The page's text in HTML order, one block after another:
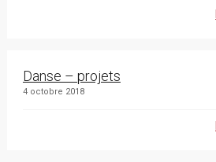
Danse – projets
4 octobre 2018